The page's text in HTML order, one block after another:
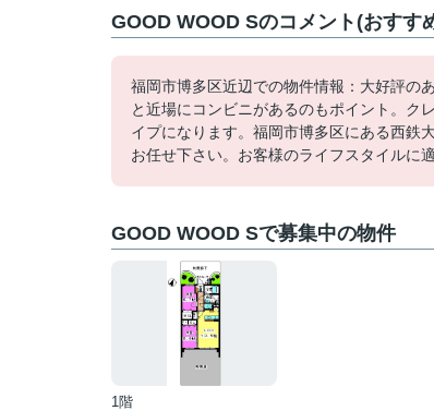
GOOD WOOD Sのコメント(おすす
福岡市博多区近辺での物件情報：大好評の
と近場にコンビニがあるのもポイント。ク
イプになります。福岡市博多区にある西鉄
お任せ下さい。お客様のライフスタイルに
GOOD WOOD Sで募集中の物件
1階